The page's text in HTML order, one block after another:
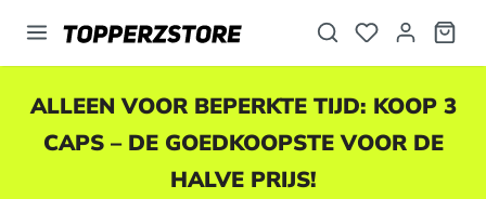
ALLEEN VOOR BEPERKTE TIJD: KOOP 3
CAPS – DE GOEDKOOPSTE VOOR DE
HALVE PRIJS!